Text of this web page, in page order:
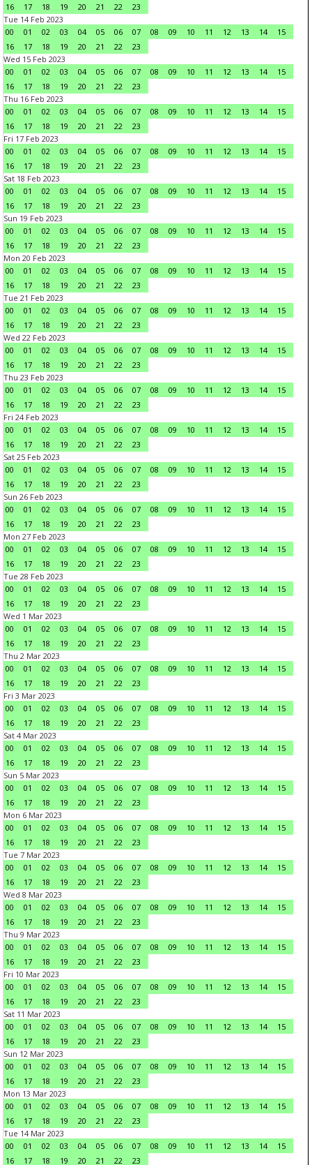
16
17 18 19 20 21 22
23
Tue 14 Feb 2023
00
01 02 03 04 05 06 07 08 09 10 11 12 13 14
15
16
17 18 19 20 21 22
23
Wed 15 Feb 2023
00
01 02 03 04 05 06 07 08 09 10 11 12 13 14
15
16
17 18 19 20 21 22
23
Thu 16 Feb 2023
00
01 02 03 04 05 06 07 08 09 10 11 12 13 14
15
16
17 18 19 20 21 22
23
Fri 17 Feb 2023
00
01 02 03 04 05 06 07 08 09 10 11 12 13 14
15
16
17 18 19 20 21 22
23
Sat 18 Feb 2023
00
01 02 03 04 05 06 07 08 09 10 11 12 13 14
15
16
17 18 19 20 21 22
23
Sun 19 Feb 2023
00
01 02 03 04 05 06 07 08 09 10 11 12 13 14
15
16
17 18 19 20 21 22
23
Mon 20 Feb 2023
00
01 02 03 04 05 06 07 08 09 10 11 12 13 14
15
16
17 18 19 20 21 22
23
Tue 21 Feb 2023
00
01 02 03 04 05 06 07 08 09 10 11 12 13 14
15
16
17 18 19 20 21 22
23
Wed 22 Feb 2023
00
01 02 03 04 05 06 07 08 09 10 11 12 13 14
15
16
17 18 19 20 21 22
23
Thu 23 Feb 2023
00
01 02 03 04 05 06 07 08 09 10 11 12 13 14
15
16
17 18 19 20 21 22
23
Fri 24 Feb 2023
00
01 02 03 04 05 06 07 08 09 10 11 12 13 14
15
16
17 18 19 20 21 22
23
Sat 25 Feb 2023
00
01 02 03 04 05 06 07 08 09 10 11 12 13 14
15
16
17 18 19 20 21 22
23
Sun 26 Feb 2023
00
01 02 03 04 05 06 07 08 09 10 11 12 13 14
15
16
17 18 19 20 21 22
23
Mon 27 Feb 2023
00
01 02 03 04 05 06 07 08 09 10 11 12 13 14
15
16
17 18 19 20 21 22
23
Tue 28 Feb 2023
00
01 02 03 04 05 06 07 08 09 10 11 12 13 14
15
16
17 18 19 20 21 22
23
Wed 1 Mar 2023
00
01 02 03 04 05 06 07 08 09 10 11 12 13 14
15
16
17 18 19 20 21 22
23
Thu 2 Mar 2023
00
01 02 03 04 05 06 07 08 09 10 11 12 13 14
15
16
17 18 19 20 21 22
23
Fri 3 Mar 2023
00
01 02 03 04 05 06 07 08 09 10 11 12 13 14
15
16
17 18 19 20 21 22
23
Sat 4 Mar 2023
00
01 02 03 04 05 06 07 08 09 10 11 12 13 14
15
16
17 18 19 20 21 22
23
Sun 5 Mar 2023
00
01 02 03 04 05 06 07 08 09 10 11 12 13 14
15
16
17 18 19 20 21 22
23
Mon 6 Mar 2023
00
01 02 03 04 05 06 07 08 09 10 11 12 13 14
15
16
17 18 19 20 21 22
23
Tue 7 Mar 2023
00
01 02 03 04 05 06 07 08 09 10 11 12 13 14
15
16
17 18 19 20 21 22
23
Wed 8 Mar 2023
00
01 02 03 04 05 06 07 08 09 10 11 12 13 14
15
16
17 18 19 20 21 22
23
Thu 9 Mar 2023
00
01 02 03 04 05 06 07 08 09 10 11 12 13 14
15
16
17 18 19 20 21 22
23
Fri 10 Mar 2023
00
01 02 03 04 05 06 07 08 09 10 11 12 13 14
15
16
17 18 19 20 21 22
23
Sat 11 Mar 2023
00
01 02 03 04 05 06 07 08 09 10 11 12 13 14
15
16
17 18 19 20 21 22
23
Sun 12 Mar 2023
00
01 02 03 04 05 06 07 08 09 10 11 12 13 14
15
16
17 18 19 20 21 22
23
Mon 13 Mar 2023
00
01 02 03 04 05 06 07 08 09 10 11 12 13 14
15
16
17 18 19 20 21 22
23
Tue 14 Mar 2023
00
01 02 03 04 05 06 07 08 09 10 11 12 13 14
15
16
17 18 19 20 21 22 23